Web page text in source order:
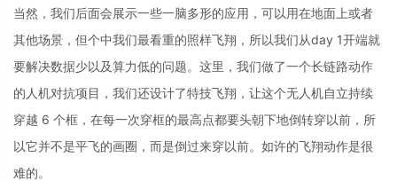
当然，我们后面会展示一些一脑多形的应用，可以用在地面上或者
其他场景，但个中我们最看重的照样飞翔，所以我们从day 1开端就
要解决数据少以及算力低的问题。这里，我们做了一个长链路动作
的人机对抗项目，我们还设计了特技飞翔，让这个无人机自立持续
穿越 6 个框，在每一次穿框的最高点都要头朝下地倒转穿以前，所
以它并不是平飞的画圈，而是倒过来穿以前。如许的飞翔动作是很
难的。